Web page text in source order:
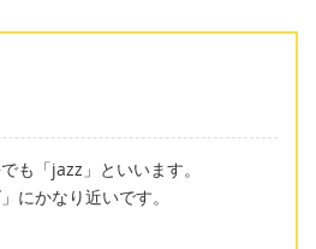
も「jazz」といいます。
にかなり近いです。